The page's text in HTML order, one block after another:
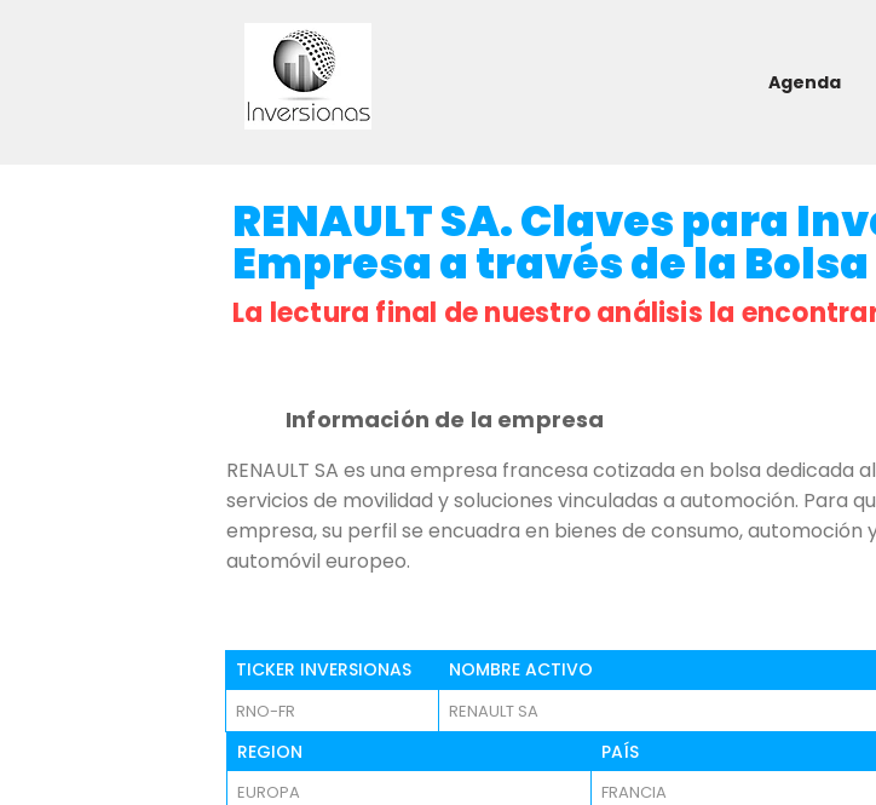
Agenda
RENAULT SA. Claves para
Empresa a través de la Bolsa
La lectura final de nuestro análisis la
Información de la empresa
RENAULT SA es una empresa francesa cotizada en bolsa
servicios de movilidad y soluciones vinculadas a automoción. Para
empresa, su perfil se encuadra en bienes de consumo,
automóvil europeo.
TICKER INVERSIONAS NOMBRE ACTIVO
RNO-FR RENAULT SA
REGION PAÍS
EUROPA FRANCIA